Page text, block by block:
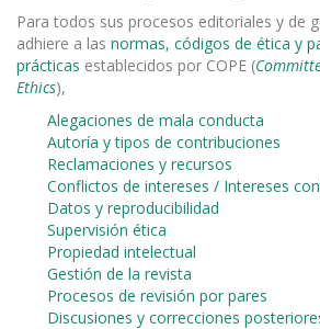
Para todos sus procesos editoriales y de
adhiere a las normas, códigos de ética y
prácticas establecidos por COPE (
Ethics),
Alegaciones de mala conducta
Autoría y tipos de contribuciones
Reclamaciones y recursos
Conflictos de intereses / Intereses
Datos y reproducibilidad
Supervisión ética
Propiedad intelectual
Gestión de la revista
Procesos de revisión por pares
Discusiones y correcciones